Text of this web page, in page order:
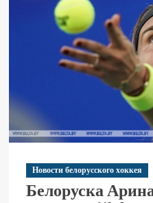
Новости белорусского хоккея
Белоруска